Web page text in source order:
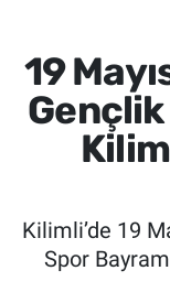
19
Gençlik
Kilimli’de 19
Spor
SAĞLIK